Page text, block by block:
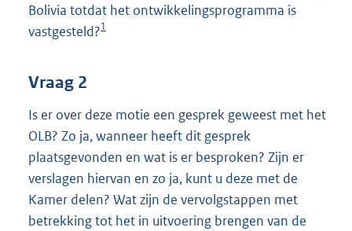
Bolivia totdat het ontwikkelingsprogramma is
vastgesteld?1
Vraag 2
Is er over deze motie een gesprek geweest met het
OLB? Zo ja, wanneer heeft dit gesprek
plaatsgevonden en wat is er besproken? Zijn er
verslagen hiervan en zo ja, kunt u deze met de
Kamer delen? Wat zijn de vervolgstappen met
betrekking tot het in uitvoering brengen van de